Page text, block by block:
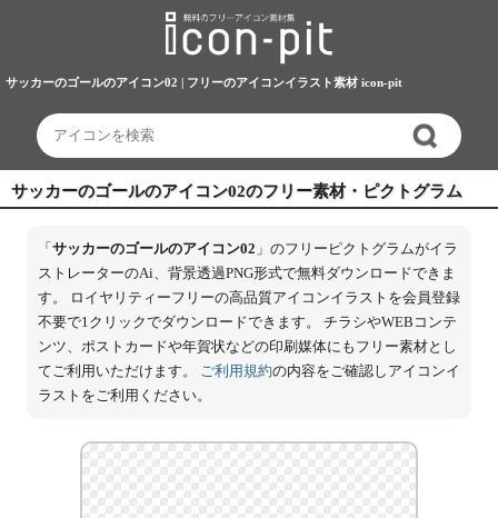
サッカーのゴールのアイコン02 | フリーのアイコンイラスト素材 icon-pit
サッカーのゴールのアイコン02のフリー素材・ピクトグラム
「 サッカーのゴールのアイコン02 」のフリーピクトグラムがイラ
ストレーターのAi、背景透過PNG形式で無料ダウンロードできま
す。 ロイヤリティーフリーの高品質アイコンイラストを会員登録
不要で1クリックでダウンロードできます。 チラシやWEBコンテ
ンツ、ポストカードや年賀状などの印刷媒体にもフリー素材とし
てご利用いただけます。 ご利用規約の内容をご確認しアイコンイ
ラストをご利用ください。